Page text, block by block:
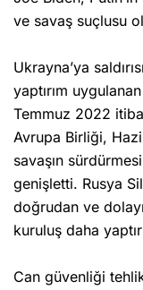
ve savaş suçlusu
Ukrayna’ya
yaptırım
Temmuz 2022
Avrupa Birliği,
savaşın
genişletti. Rusya
doğrudan ve
kuruluş daha
Can güvenliği